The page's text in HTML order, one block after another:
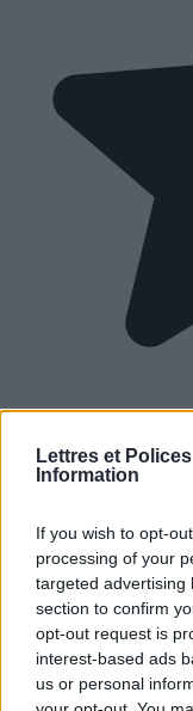
Lettres et
Information
If you wish to opt-
processing of your
targeted advertising
section to confirm
opt-out request is
interest-based ads
us or personal